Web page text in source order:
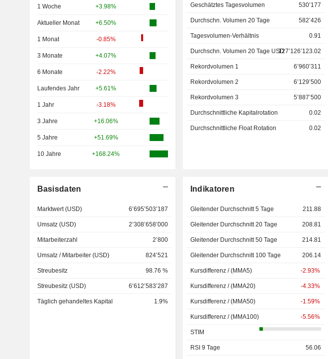
1 Woche +3.98%
Aktueller Monat +6.50%
1 Monat -0.85%
3 Monate +4.07%
6 Monate -2.22%
Laufendes Jahr +5.61%
1 Jahr -3.18%
3 Jahre +16.06%
5 Jahre +51.69%
10 Jahre +168.24%
Geschätztes Tagesvolumen 530’177
Durchschn. Volumen 20 Tage 582’426
Tagesvolumen-Verhältnis 0.91
Durchschn. Volumen 20 Tage USD127’126’123.02
Rekordvolumen 1 6’960’311
Rekordvolumen 2 6’129’500
Rekordvolumen 3 5’887’500
Durchschnittliche Kapitalrotation 0.02
Durchschnittliche Float Rotation 0.02
Basisdaten
Marktwert (USD) 6’695’503’187
Umsatz (USD) 2’308’658’000
Mitarbeiterzahl 2’800
Umsatz / Mitarbeiter (USD) 824’521
Streubesitz 98.76 %
Streubesitz (USD) 6’612’583’287
Täglich gehandeltes Kapital 1.9%
Indikatoren
Gleitender Durchschnitt 5 Tage 211.88
Gleitender Durchschnitt 20 Tage 208.81
Gleitender Durchschnitt 50 Tage 214.81
Gleitender Durchschnitt 100 Tage 206.14
Kursdifferenz / (MMA5) -2.93%
Kursdifferenz / (MMA20) -4.33%
Kursdifferenz / (MMA50) -1.59%
Kursdifferenz / (MMA100) -5.56%
STIM
RSI 9 Tage 56.06